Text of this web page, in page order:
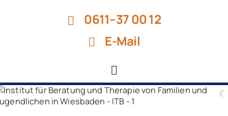
0611–37 00 12
E-Mail
Toggle
Navigation
Home